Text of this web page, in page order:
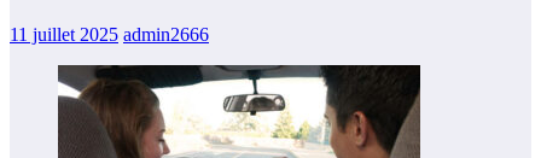
11 juillet 2025 admin2666